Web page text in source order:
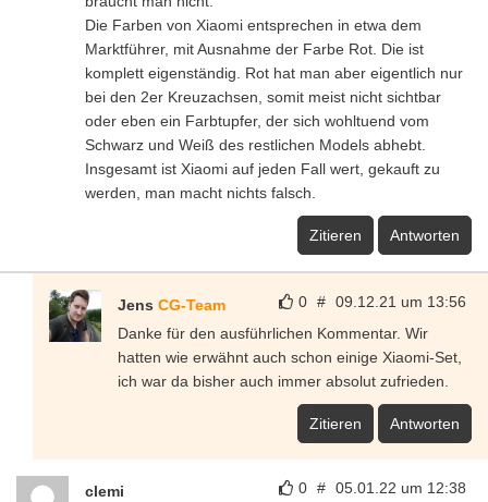
Die Farben von Xiaomi entsprechen in etwa dem
Marktführer, mit Ausnahme der Farbe Rot. Die ist
komplett eigenständig. Rot hat man aber eigentlich nur
bei den 2er Kreuzachsen, somit meist nicht sichtbar
oder eben ein Farbtupfer, der sich wohltuend vom
Schwarz und Weiß des restlichen Models abhebt.
Insgesamt ist Xiaomi auf jeden Fall wert, gekauft zu
werden, man macht nichts falsch.
Zitieren Antworten
0 # 09.12.21 um 13:56
Jens CG-Team
Danke für den ausführlichen Kommentar. Wir
hatten wie erwähnt auch schon einige Xiaomi-Set,
ich war da bisher auch immer absolut zufrieden.
Zitieren Antworten
0 # 05.01.22 um 12:38
clemi